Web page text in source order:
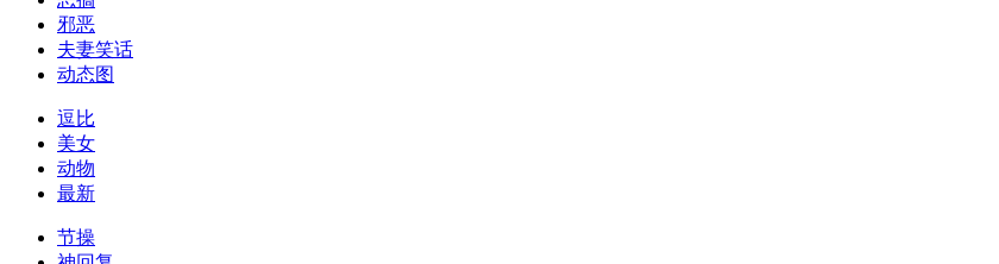
邪恶
夫妻笑话
动态图
逗比
美女
动物
最新
节操